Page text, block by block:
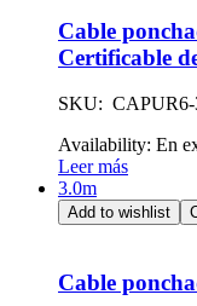
Cable
Certificable
SKU: CAPUR6-
Availability: En
Leer más
3.0m
Add to wishlist
Cable